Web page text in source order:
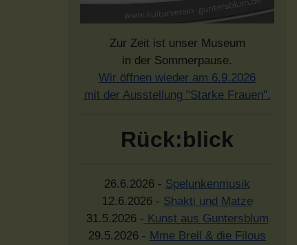
Zur Zeit ist unser Museum
in der Sommerpause.
Wir öffnen wieder am 6.9.2026
mit der Ausstellung "Starke Frauen".
Rück:blick
26.6.2026 - Spelunkenmusik
12.6.2026 - Shakti und Matze
31.5.2026 - Kunst aus Guntersblum
29.5.2026 - Mme Brell & die Filous